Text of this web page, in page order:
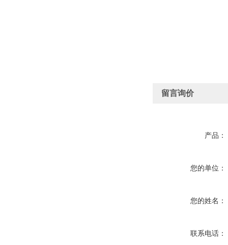
留言询价
产品：
您的单位：
您的姓名：
联系电话：